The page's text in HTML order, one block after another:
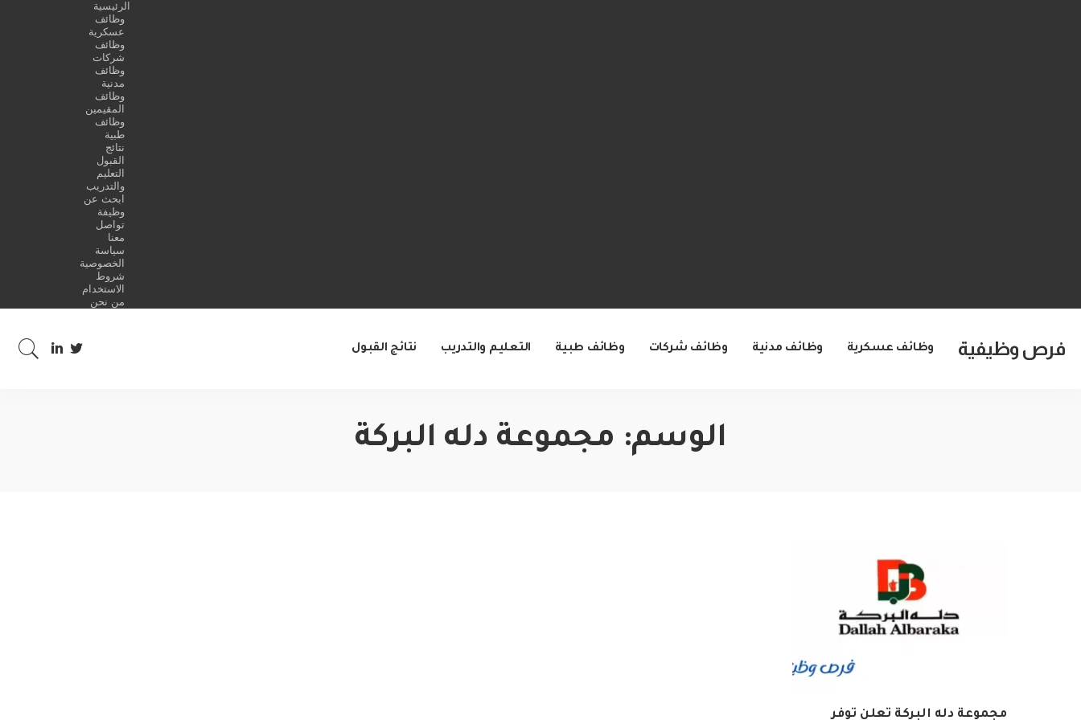
الرئيسية
وظائف
عسكرية
وظائف
شركات
وظائف
مدنية
وظائف
المقيمين
وظائف
طبية
نتائج
القبول
التعليم
والتدريب
ابحث عن
وظيفة
تواصل
معنا
سياسة
الخصوصية
شروط
الاستخدام
من نحن
فرص وظيفية وظائف عسكرية وظائف مدنية وظائف شركات وظائف طبية التعليم والتدريب نتائج القبول
الوسم: مجموعة دله البركة
مجموعة دله البركة تعلن توفر